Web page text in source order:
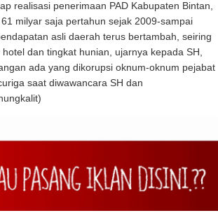
realisasi penerimaan PAD Kabupaten Bintan,
milyar saja pertahun sejak 2009-sampai
asli daerah terus bertambah, seiring
dan tingkat hunian, ujarnya kepada SH,
ada yang dikorupsi oknum-oknum pejabat
saat diwawancara SH dan